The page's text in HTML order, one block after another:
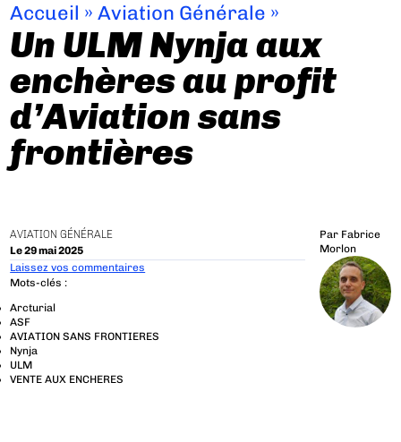
Accueil »Aviation Générale »
Un ULM Nynja aux
enchères au profit
d’Aviation sans
frontières
AVIATION GÉNÉRALE
Le 29 mai 2025
Par Fabrice
Morlon
Laissez vos commentaires
Mots-clés :
Arcturial
ASF
AVIATION SANS FRONTIERES
Nynja
ULM
VENTE AUX ENCHERES